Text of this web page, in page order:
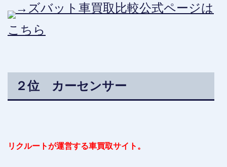
→ズバット車買取比較公式ページは
こちら
２位 カーセンサー
リクルートが運営する車買取サイト。